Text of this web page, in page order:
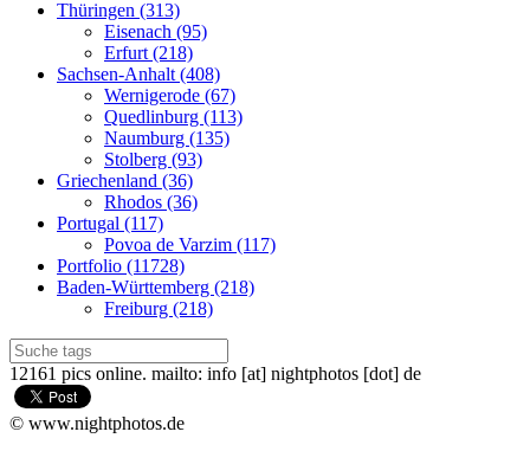
Thüringen (313)
Eisenach (95)
Erfurt (218)
Sachsen-Anhalt (408)
Wernigerode (67)
Quedlinburg (113)
Naumburg (135)
Stolberg (93)
Griechenland (36)
Rhodos (36)
Portugal (117)
Povoa de Varzim (117)
Portfolio (11728)
Baden-Württemberg (218)
Freiburg (218)
12161 pics online. mailto: info [at] nightphotos [dot] de
© www.nightphotos.de